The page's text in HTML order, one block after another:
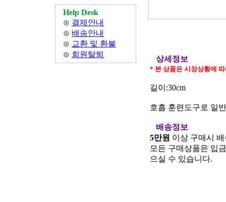
Help Desk
⊙ 결제안내
⊙ 배송안내
⊙ 교환 및 환불
⊙ 회원탈퇴
상세정보
* 본 상품은 시장상황에
길이:30cm
호흡 훈련도구로 일
배송정보
5만원 이상 구매시
모든 구매상품은 입
으실 수 있습니다.